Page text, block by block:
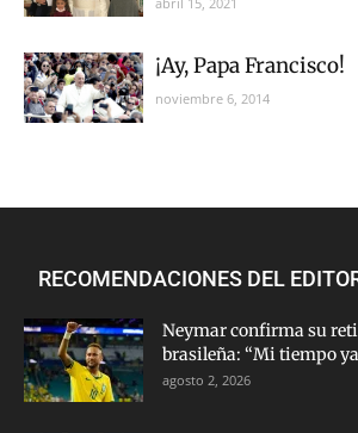
¡Ay, Papa Francisco!
noviembre 6, 2014
RECOMENDACIONES DEL
Neymar confirma su
brasileña: “Mi tiempo
agosto 2, 2026